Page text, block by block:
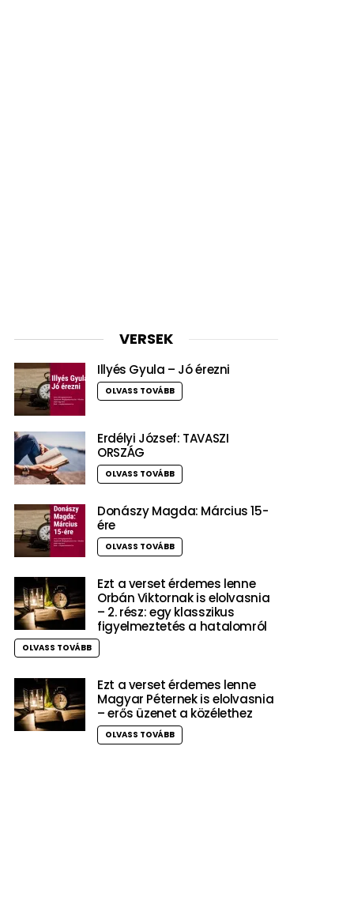
VERSEK
Illyés Gyula – Jó érezni
OLVASS TOVÁBB
Erdélyi József: TAVASZI
ORSZÁG
OLVASS TOVÁBB
Donászy Magda: Március 15-
ére
OLVASS TOVÁBB
Ezt a verset érdemes lenne
Orbán Viktornak is elolvasnia
– 2. rész: egy klasszikus
figyelmeztetés a hatalomról
OLVASS TOVÁBB
Ezt a verset érdemes lenne
Magyar Péternek is elolvasnia
– erős üzenet a közélethez
OLVASS TOVÁBB